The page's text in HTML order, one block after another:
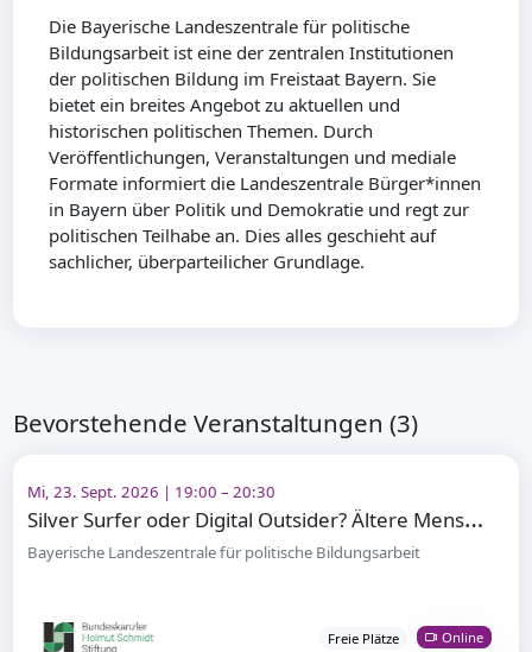
Die Bayerische Landeszentrale für politische
Bildungsarbeit ist eine der zentralen Institutionen
der politischen Bildung im Freistaat Bayern. Sie
bietet ein breites Angebot zu aktuellen und
historischen politischen Themen. Durch
Veröffentlichungen, Veranstaltungen und mediale
Formate informiert die Landeszentrale Bürger*innen
in Bayern über Politik und Demokratie und regt zur
politischen Teilhabe an. Dies alles geschieht auf
sachlicher, überparteilicher Grundlage.
Bevorstehende Veranstaltungen (3)
Mi, 23. Sept. 2026 | 19:00 – 20:30
S
ilver Surfer oder Digital Outsider? Ältere Menschen und digitale Teilhabe
Bayerische Landeszentrale für politische Bildungsarbeit
Freie Plätze Online